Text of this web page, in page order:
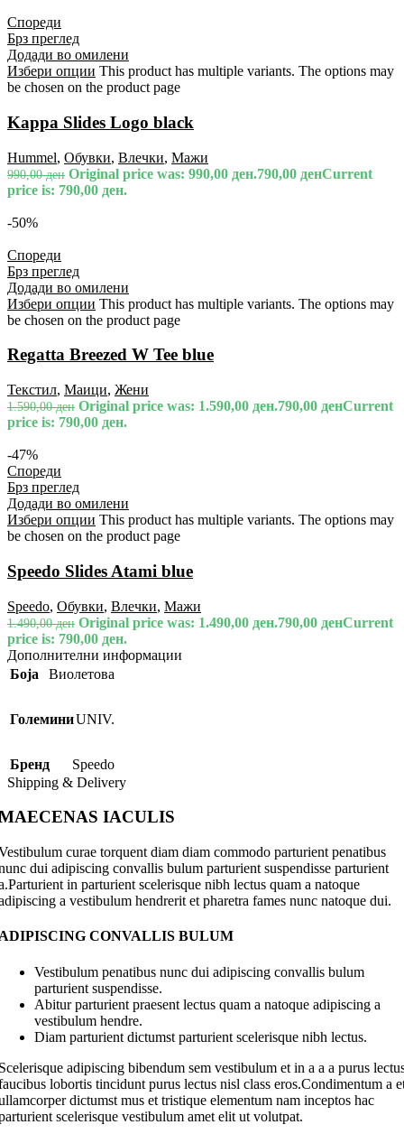
Спореди
Брз преглед
Додади во омилени
Избери опции This product has multiple variants. The options may
be chosen on the product page
Kappa Slides Logo black
Hummel, Обувки, Влечки, Мажи
990,00ден Original price was: 990,00 ден.790,00 денCurrent
price is: 790,00 ден.
-50%
Спореди
Брз преглед
Додади во омилени
Избери опции This product has multiple variants. The options may
be chosen on the product page
Regatta Breezed W Tee blue
Текстил, Маици, Жени
1.590,00ден Original price was: 1.590,00 ден.790,00 денCurrent
price is: 790,00 ден.
-47%
Спореди
Брз преглед
Додади во омилени
Избери опции This product has multiple variants. The options may
be chosen on the product page
Speedo Slides Atami blue
Speedo, Обувки, Влечки, Мажи
1.490,00ден Original price was: 1.490,00 ден.790,00 денCurrent
price is: 790,00 ден.
Дополнителни информации
Боја
Виолетова
ГолеминиUNIV.
Бренд
Speedo
Shipping & Delivery
IACULIS
curae torquent diam diam commodo parturient penatibus
dui adipiscing convallis bulum parturient suspendisse parturient
in parturient scelerisque nibh lectus quam a natoque
a vestibulum hendrerit et pharetra fames nunc natoque dui.
CONVALLIS BULUM
Vestibulum penatibus nunc dui adipiscing convallis bulum
parturient suspendisse.
Abitur parturient praesent lectus quam a natoque adipiscing a
vestibulum hendre.
Diam parturient dictumst parturient scelerisque nibh lectus.
adipiscing bibendum sem vestibulum et in a a a purus
lobortis tincidunt purus lectus nisl class eros.Condimentum a
dictumst mus et tristique elementum nam inceptos hac
scelerisque vestibulum amet elit ut volutpat.